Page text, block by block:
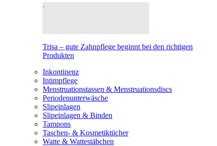
Trisa – gute Zahnpflege beginnt bei den richtigen
Produkten
Inkontinenz
Intimpflege
Menstruationstassen & Menstruationsdiscs
Periodenunterwäsche
Slipeinlagen
Slipeinlagen & Binden
Tampons
Taschen- & Kosmetiktücher
Watte & Wattestäbchen